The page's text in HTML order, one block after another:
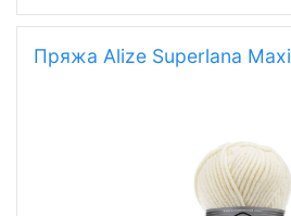
Пряжа Alize Superlana Maxi